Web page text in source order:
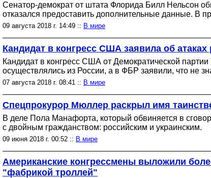
Сенатор-демократ от штата Флорида Билл Нельсон
отказался предоставить дополнительные данные. В
09 августа 2018 г. 14:49 :: В мире
Кандидат в конгресс США заявила об атаках
Кандидат в конгресс США от Демократической
осуществлялись из России, а в ФБР заявили, что не
07 августа 2018 г. 08:41 :: В мире
Спецпрокурор Мюллер раскрыл имя
В деле Пола Манафорта, который обвиняется в
с двойным гражданством: российским и украинским.
09 июня 2018 г. 00:52 :: В мире
Американские конгрессмены выложили
"фабрикой троллей"